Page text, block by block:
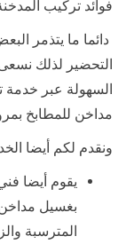
فوائد تركيب
دائما ما يتذمر
التحضير لذلك نسعى
السهولة عبر
مداخن للمطابخ
ونقدم لكم أيضا
يقوم أيضا
بغسيل
المترسبة